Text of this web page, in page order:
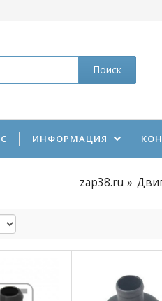
Поиск
ИНФОРМАЦИЯ
zap38.ru